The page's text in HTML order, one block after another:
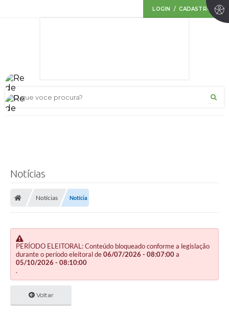
LOGIN / CADASTRO
O que voce procura?
Notícias
Notícias Notícia
PERÍODO ELEITORAL: Conteúdo bloqueado conforme a legislação
durante o período eleitoral de06/07/2026 - 08:07:00a
05/10/2026 - 08:10:00
.
Voltar